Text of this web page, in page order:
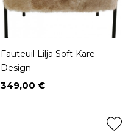
Fauteuil Lilja Soft Kare
Design
Prix
349,00 €